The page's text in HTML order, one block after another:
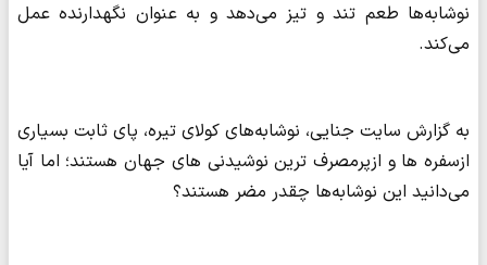
نوشابه‌ها طعم تند و تیز می‌دهد و به عنوان نگهدارنده عمل
می‌کند.
به گزارش سایت جنایی، نوشابه‌های کولای تیره، پای ثابت بسیاری
ازسفره ها و ازپرمصرف ترین نوشیدنی های جهان هستند؛ اما آیا
می‌دانید این نوشابه‌ها چقدر مضر هستند؟